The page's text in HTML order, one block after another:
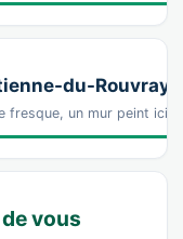
du-Rouvray
fresque, un mur peint ici
vous